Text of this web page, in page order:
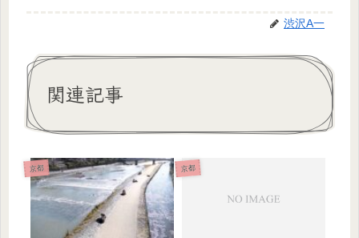
渋沢A一
関連記事
京都 京都